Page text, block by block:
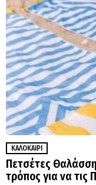
ΚΑΛΟΚΑΊΡΙ
Πετσέτες
τρόπος για να τις